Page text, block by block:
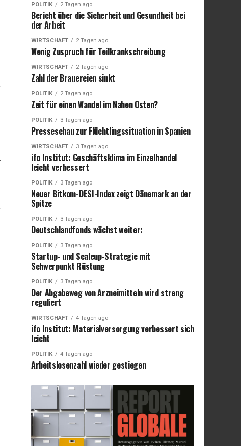
POLITIK 2 Tagen ago
Bericht über die Sicherheit und Gesundheit bei
der Arbeit
WIRTSCHAFT 2 Tagen ago
Wenig Zuspruch für Teilkrankschreibung
WIRTSCHAFT 2 Tagen ago
Zahl der Brauereien sinkt
POLITIK 2 Tagen ago
Zeit für einen Wandel im Nahen Osten?
POLITIK 3 Tagen ago
Presseschau zur Flüchtlingssituation in Spanien
WIRTSCHAFT 3 Tagen ago
ifo Institut: Geschäftsklima im Einzelhandel
leicht verbessert
POLITIK 3 Tagen ago
Neuer Bitkom-DESI-Index zeigt Dänemark an der
Spitze
POLITIK 3 Tagen ago
Deutschlandfonds wächst weiter:
POLITIK 3 Tagen ago
Startup- und Scaleup-Strategie mit
Schwerpunkt Rüstung
POLITIK 3 Tagen ago
Der Abgabeweg von Arzneimitteln wird streng
reguliert
WIRTSCHAFT 4 Tagen ago
ifo Institut: Materialversorgung verbessert sich
leicht
POLITIK 4 Tagen ago
Arbeitslosenzahl wieder gestiegen